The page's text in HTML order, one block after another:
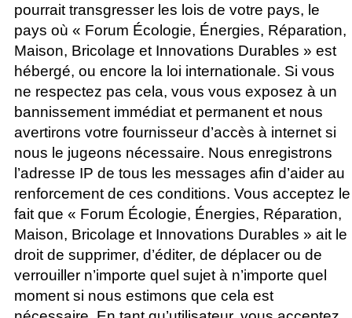
pourrait transgresser les lois de votre pays, le
pays où « Forum Écologie, Énergies, Réparation,
Maison, Bricolage et Innovations Durables » est
hébergé, ou encore la loi internationale. Si vous
ne respectez pas cela, vous vous exposez à un
bannissement immédiat et permanent et nous
avertirons votre fournisseur d’accès à internet si
nous le jugeons nécessaire. Nous enregistrons
l’adresse IP de tous les messages afin d’aider au
renforcement de ces conditions. Vous acceptez le
fait que « Forum Écologie, Énergies, Réparation,
Maison, Bricolage et Innovations Durables » ait le
droit de supprimer, d’éditer, de déplacer ou de
verrouiller n’importe quel sujet à n’importe quel
moment si nous estimons que cela est